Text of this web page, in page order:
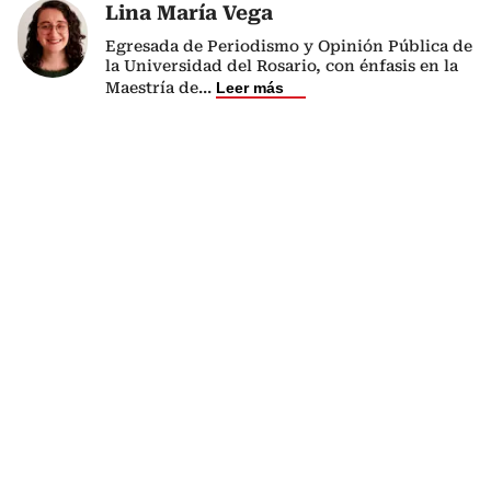
Lina María Vega
Egresada de Periodismo y Opinión Pública de
la Universidad del Rosario, con énfasis en la
Maestría de... Leer más